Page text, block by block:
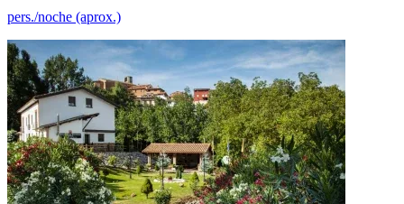
pers./noche (aprox.)